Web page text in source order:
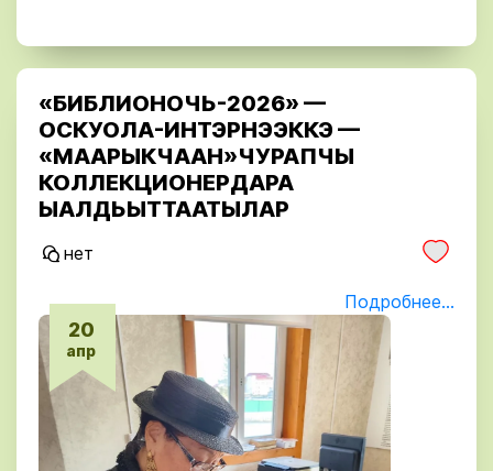
20
апр
«БИБЛИОНОЧЬ-2026» —
ОСКУОЛА-ИНТЭРНЭЭККЭ —
«МААРЫКЧААН»ЧУРАПЧЫ
КОЛЛЕКЦИОНЕРДАРА
ЫАЛДЬЫТТААТЫЛАР
нет
Подробнее...